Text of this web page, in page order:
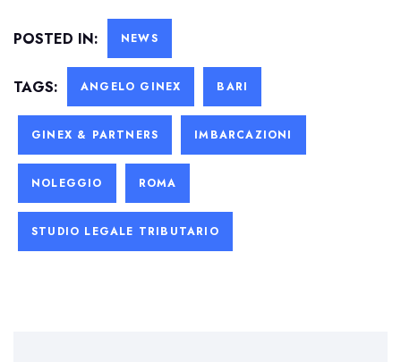
POSTED IN: NEWS
TAGS: ANGELO GINEX BARI
GINEX & PARTNERS IMBARCAZIONI
NOLEGGIO ROMA
STUDIO LEGALE TRIBUTARIO